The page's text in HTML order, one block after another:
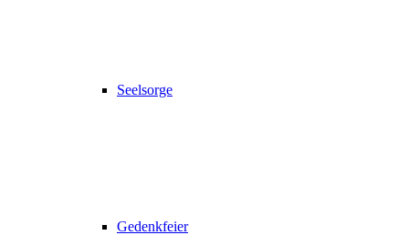
Seelsorge
Gedenkfeier